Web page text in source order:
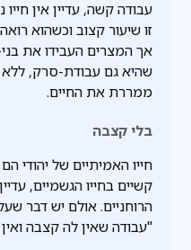
עבודה קשה, עדיין אין
זו שיעור קצוב וכשהוא
אך המצרים העבידו את
שהיא גם עבודת-סרק,
ממררת את החיים.
בלי קצבה
חייו האמיתיים של יהודי
קשיים בחייו הגשמיים,
הרוחניים. אולם יש דבר
"עבודה שאין לה קצבה